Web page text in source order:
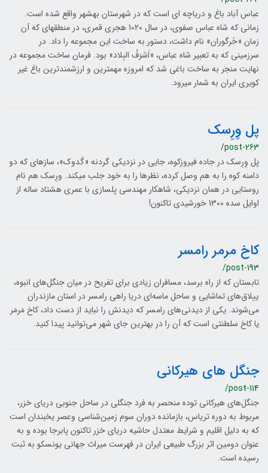
عباس آباد باغ و دریاچه ‎ای است که در شهرستان بهشهر واقع شده است.
زمانی که شاه عباس صفوی، در سال 1020 هجری قمری، در منطقه‎ای که آن
زمان «خَرگوران» نام داشت، دستور به ساخت این مجموعه را داد. در
سرزمینی که به تعبیر شاه عباس، «اَشرَفُ‎ البِلاد» بود. فرمان ساخت مجموعه در
نهایت منجر به ساخت باغی شد که امروزه مهم‎ترین و ارزشمندترین باغ غیر
کویری ایران به شمار می‎رود.
پل وِرِسک
/post-263
پل وِرِسک در جاده فیروزکوه، جایی در نزدیکی گردنه «گَدوک»، سازه‎ای که دو
دامنه کوه را به هم وصل کرده، نظرها را به خود جلب می‎کند. ورِسک هم ‎نام
روستایی در همان نزدیکی، شاهکار مهندسی پل‎سازی با عمری هشتاد ساله از
اوایل سده 1300 خورشیدی تاکنون!
کاخ مرمر رامسر
/post-193
تابستان که از راه برسد، مسافران زیادی برای تفریح در میان جنگل‌های انبوه،
ییلاق‌های تماشایی و ساحل ماسه‌ای دریا راهی رامسر در استان مازندران
می‌شوند. یکی از دیدنی‌های رامسر که دیدنش را نباید از دست داد، کاخ مَرمَر
یا کاخ سلطنتی است که آن را در بهترین جای شهر می‌توانید پیدا کنید.
جنگل های هیرکانی
/post-114
جنگل‌های هیرکانی توده منحصر به فرد جنگلی در ساحل جنوبی دریای خزر،
مربوط به دوره تریاس، بازمانده دوران سوم زمین‌شناسی وعصر یخبندان است
که به دلیل اقلیم و شرایط معتدل‌ حاشیه دریای خزر تاکنون پابرجا بوده و به
عنوان دومين اثر بزرگ طبيعي ایران در فهرست ميراث جهاني یونسکو به ثبت
رسیده است.